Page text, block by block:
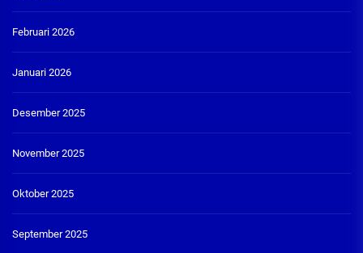
Februari 2026
Januari 2026
Desember 2025
November 2025
Oktober 2025
September 2025